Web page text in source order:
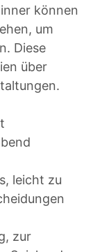
können
um
Diese
über
leicht zu
zur